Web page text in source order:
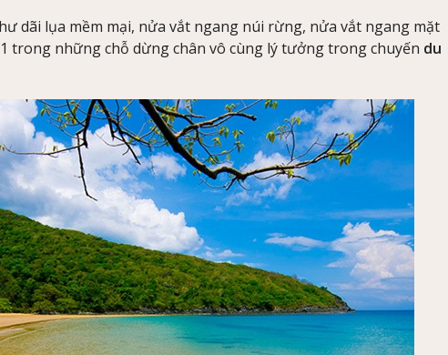
dãi lụa mềm mại, nửa vắt ngang núi rừng, nửa vắt ngang mặt
trong những chỗ dừng chân vô cùng lý tưởng trong chuyến du